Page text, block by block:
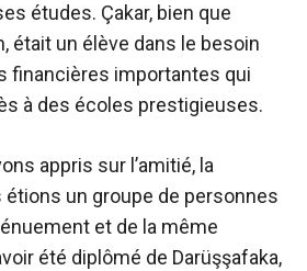
études. Çakar, bien que
était un élève dans le besoin
financières importantes qui
à des écoles prestigieuses.
appris sur l’amitié, la
étions un groupe de personnes
et de la même
été diplômé de Darüşşafaka,